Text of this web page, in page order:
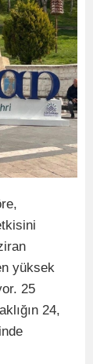
yüksek
25
24,